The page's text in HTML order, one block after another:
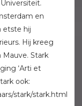
en
etste hij
Hij kreeg
Mauve. Stark
‘Arti et
ook:
stark/stark.html